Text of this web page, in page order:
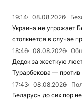
19:14 08.08.2026
Украина не угрожает
столкнется в случае
18:46
08.08.2026
Дедок за жесткую
Турарбекова — против
17:43
08.08.2026
Беларусь до сих пор